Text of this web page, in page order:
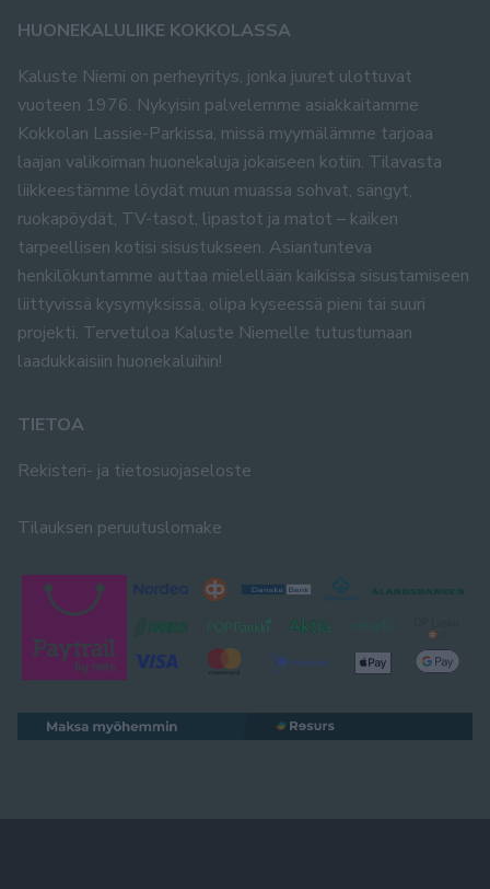
HUONEKALULIIKE KOKKOLASSA
Kaluste Niemi on perheyritys, jonka juuret ulottuvat
vuoteen 1976. Nykyisin palvelemme asiakkaitamme
Kokkolan Lassie-Parkissa, missä myymälämme tarjoaa
laajan valikoiman huonekaluja jokaiseen kotiin. Tilavasta
liikkeestämme löydät muun muassa sohvat, sängyt,
ruokapöydät, TV-tasot, lipastot ja matot – kaiken
tarpeellisen kotisi sisustukseen. Asiantunteva
henkilökuntamme auttaa mielellään kaikissa sisustamiseen
liittyvissä kysymyksissä, olipa kyseessä pieni tai suuri
projekti. Tervetuloa Kaluste Niemelle tutustumaan
laadukkaisiin huonekaluihin!
TIETOA
Rekisteri- ja tietosuojaseloste
Tilauksen peruutuslomake